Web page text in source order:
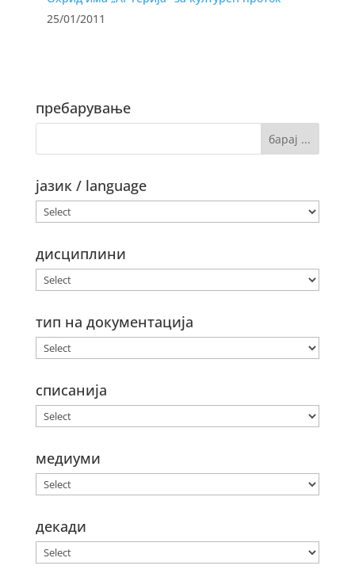
25/01/2011
пребарување
јазик / language
дисциплини
тип на документација
списанија
медиуми
декади